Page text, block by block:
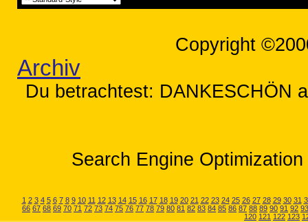
Copyright
Archiv
Du betrachtest: DANKESCHÖN
Search Engine
1 2 3 4 5 6 7 8 9 10 11 12 13 14 15 16 17 18 19 20 21 22 23 24 25 26 27 28 29 30 31
66 67 68 69 70 71 72 73 74 75 76 77 78 79 80 81 82 83 84 85 86 87 88 89 90 91 92 93
120 121 122 123